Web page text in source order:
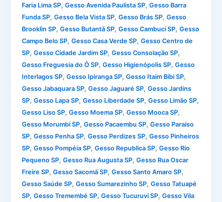
Faria Lima SP,Gesso Avenida Paulista SP,Gesso Barra
Funda SP,Gesso Bela Vista SP,Gesso Brás SP,Gesso
Brooklin SP,Gesso Butantã SP,Gesso Cambuci SP,Gesso
Campo Belo SP,Gesso Casa Verde SP,Gesso Centro de
SP,Gesso Cidade Jardim SP,Gesso Consolação SP,
Gesso Freguesia do Ó SP,Gesso Higienópolis SP,Gesso
Interlagos SP,Gesso Ipiranga SP,Gesso Itaim Bibi SP,
Gesso Jabaquara SP,Gesso Jaguaré SP,Gesso Jardins
SP,Gesso Lapa SP,Gesso Liberdade SP,Gesso Limão SP,
Gesso Liso SP,Gesso Moema SP,Gesso Mooca SP,
Gesso Morumbi SP,Gesso Pacaembu SP,Gesso Paraíso
SP,Gesso Penha SP,Gesso Perdizes SP,Gesso Pinheiros
SP,Gesso Pompéia SP,Gesso Republica SP,Gesso Rio
Pequeno SP,Gesso Rua Augusta SP,Gesso Rua Oscar
Freire SP,Gesso Sacomã SP,Gesso Santo Amaro SP,
Gesso Saúde SP,Gesso Sumarezinho SP,Gesso Tatuapé
SP,Gesso Tremembé SP,Gesso Tucuruvi SP,Gesso Vila